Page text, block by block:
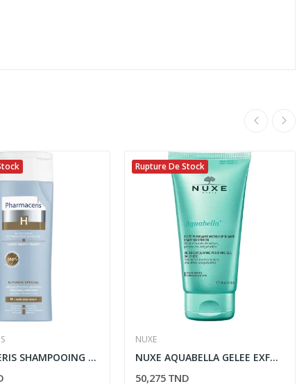
PHARMACERIS SHAMPOOING H-STIMUCLARIS ANTI CHUTE...
Rupture De Stock
NUXE
NUXE AQUABELLA GELEE EXFOLIANTE 150ML
50,275 TND